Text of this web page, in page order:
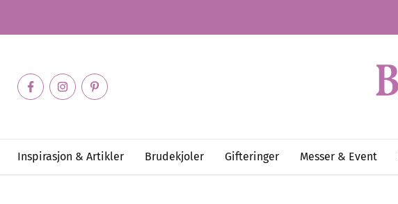
Inspirasjon & Artikler Brudekjoler Gifteringer Messer & Event